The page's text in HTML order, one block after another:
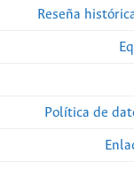
Reseña
Política de